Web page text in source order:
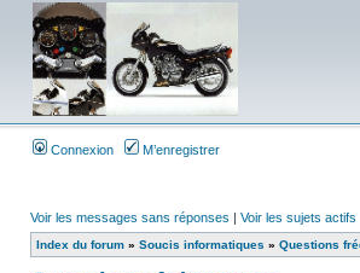
Connexion M’enregistrer
Voir les messages sans réponses | Voir les sujets actifs
Index du forum » Soucis informatiques » Questions